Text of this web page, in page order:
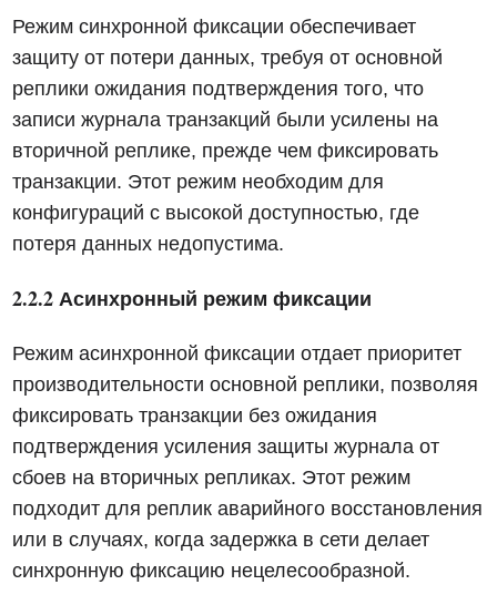
Режим синхронной фиксации обеспечивает
защиту от потери данных, требуя от основной
реплики ожидания подтверждения того, что
записи журнала транзакций были усилены на
вторичной реплике, прежде чем фиксировать
транзакции. Этот режим необходим для
конфигураций с высокой доступностью, где
потеря данных недопустима.
2.2.2 Асинхронный режим фиксации
Режим асинхронной фиксации отдает приоритет
производительности основной реплики, позволяя
фиксировать транзакции без ожидания
подтверждения усиления защиты журнала от
сбоев на вторичных репликах. Этот режим
подходит для реплик аварийного восстановления
или в случаях, когда задержка в сети делает
синхронную фиксацию нецелесообразной.